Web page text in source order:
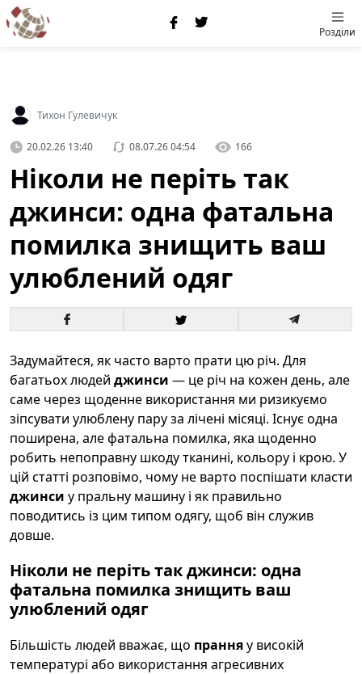
Розділи
Тихон Гулевичук
20.02.26 13:40 08.07.26 04:54 166
Ніколи не періть так
джинси: одна фатальна
помилка знищить ваш
улюблений одяг
Задумайтеся, як часто варто прати цю річ. Для
багатьох людей джинси — це річ на кожен день, але
саме через щоденне використання ми ризикуємо
зіпсувати улюблену пару за лічені місяці. Існує одна
поширена, але фатальна помилка, яка щоденно
робить непоправну шкоду тканині, кольору і крою. У
цій статті розповімо, чому не варто поспішати класти
джинси у пральну машину і як правильно
поводитись із цим типом одягу, щоб він служив
довше.
Ніколи не періть так джинси: одна
фатальна помилка знищить ваш
улюблений одяг
Більшість людей вважає, що пранняу високій
температурі або використання агресивних